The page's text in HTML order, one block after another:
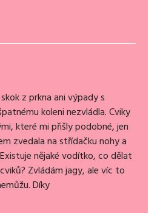
z prkna ani výpady s
koleni nezvládla. Cviky
které mi přišly podobné, jen
zvedala na střídačku nohy a
nějaké vodítko, co dělat
Zvládám jagy, ale víc to
Díky